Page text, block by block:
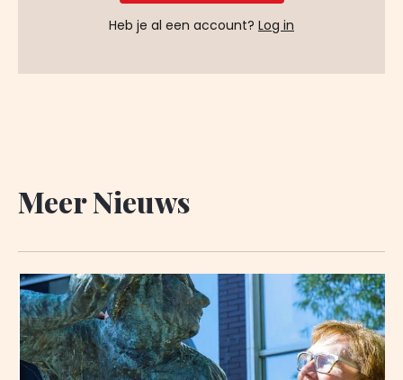
Heb je al een account? Log in
Meer Nieuws